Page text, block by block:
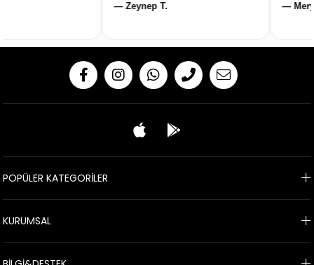
— Zeynep T. —
POPÜLER KATEGORİLER
KURUMSAL